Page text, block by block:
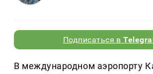
Подписаться в
В международном аэропорту